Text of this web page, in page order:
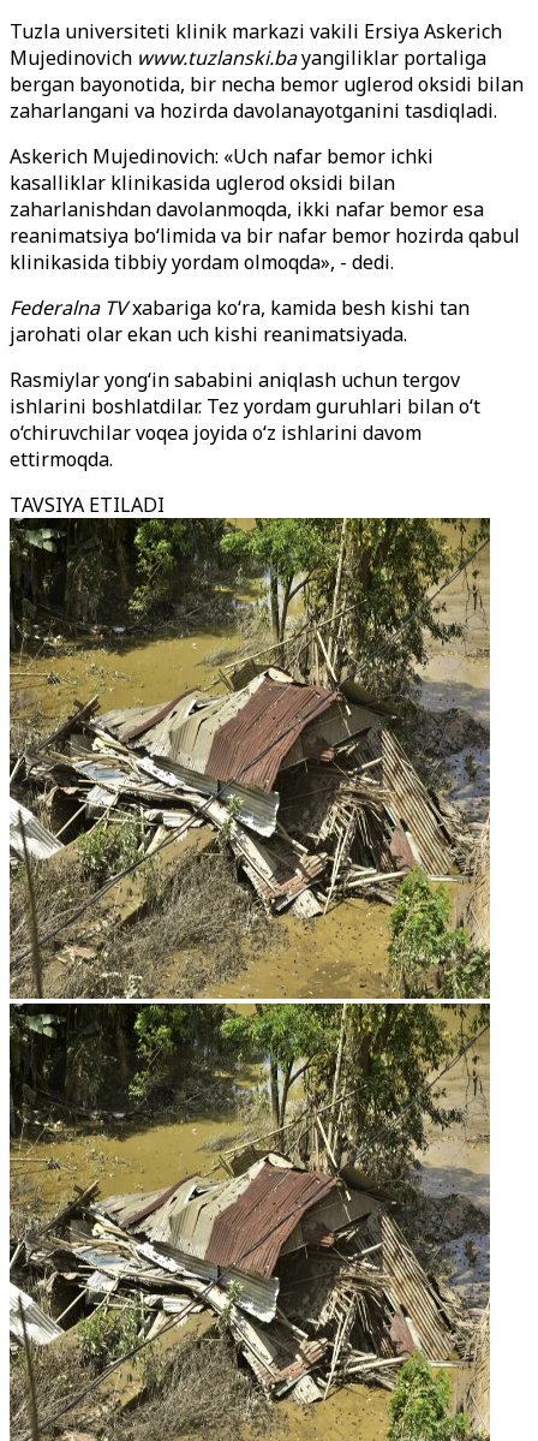
Tuzla universiteti klinik markazi vakili Ersiya Askerich
Mujedinovich www.tuzlanski.bayangiliklar portaliga
bergan bayonotida, bir necha bemor uglerod oksidi bilan
zaharlangani va hozirda davolanayotganini tasdiqladi.
Askerich Mujedinovich: «Uch nafar bemor ichki
kasalliklar klinikasida uglerod oksidi bilan
zaharlanishdan davolanmoqda, ikki nafar bemor esa
reanimatsiya bo‘limida va bir nafar bemor hozirda qabul
klinikasida tibbiy yordam olmoqda», - dedi.
Federalna TVxabariga ko‘ra, kamida besh kishi tan
jarohati olar ekan uch kishi reanimatsiyada.
Rasmiylar yong‘in sababini aniqlash uchun tergov
ishlarini boshlatdilar. Tez yordam guruhlari bilan o‘t
o‘chiruvchilar voqea joyida o‘z ishlarini davom
ettirmoqda.
TAVSIYA ETILADI